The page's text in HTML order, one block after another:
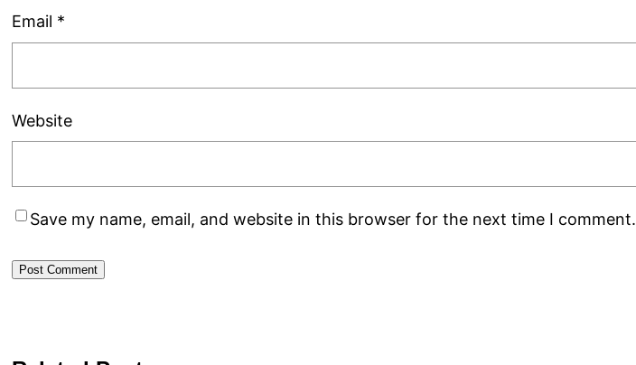
Email *
Website
Save my name, email, and website in this browser for the next time I comment.